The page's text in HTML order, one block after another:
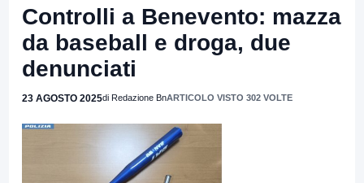
Controlli a Benevento: mazza
da baseball e droga, due
denunciati
23 AGOSTO 2025di Redazione BnARTICOLO VISTO 302 VOLTE